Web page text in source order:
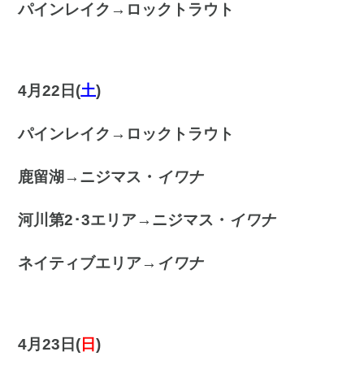
パインレイク→ロックトラウト
4月22日(土)
パインレイク→ロックトラウト
鹿留湖→ニジマス・ イワナ
河川第2･3エリア→ニジマス・ イワナ
ネイティブエリア→ イワナ
4月23日( 日)